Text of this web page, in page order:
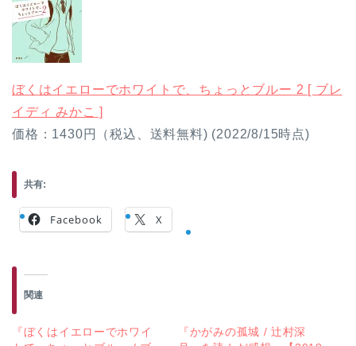
ぼくはイエローでホワイトで、ちょっとブルー 2 [ ブレ
イディ みかこ ]
価格：1430円（税込、送料無料) (2022/8/15時点)
共有:
Facebook X
関連
『ぼくはイエローでホワイ
『かがみの孤城 / 辻村深